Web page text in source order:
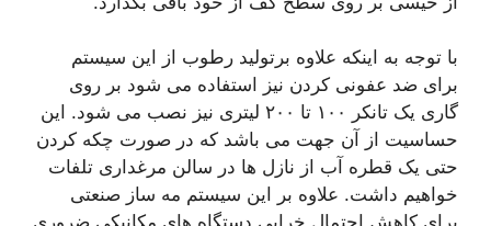
با توجه به اینکه علاوه برتولید رطوب از این سیستم
برای ضد عفونی کردن نیز استفاده می شود بر روی
گاری یک تانکر ۱۰۰ تا ۲۰۰ لیتری نیز نصب می شود. این
حساسیت از آن جهت می باشد که در صورت چکه کردن
حتی یک قطره آب از نازل ها در سالن مرغداری تلفات
خواهیم داشت. علاوه بر این سیستم مه ساز صنعتی
برای کاهش احتمال خرابی دستگاه های مکانیکی ضروری